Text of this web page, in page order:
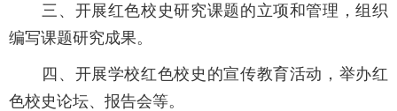
三、开展红色校史研究课题的立项和管理，组织
编写课题研究成果。
四、开展学校红色校史的宣传教育活动，举办红
色校史论坛、报告会等。